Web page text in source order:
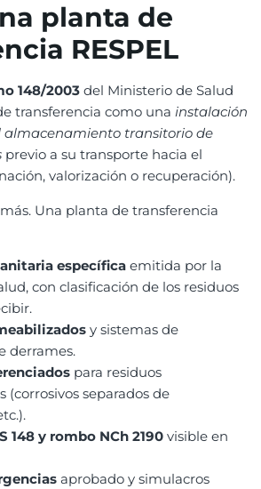
planta de
RESPEL
148/2003 del Ministerio de Salud
transferencia como una instalación
transitorio de
previo a su transporte hacia el
valorización o recuperación).
Una planta de transferencia
específica emitida por la
con clasificación de los residuos
y sistemas de
derrames.
para residuos
(corrosivos separados de
148 y rombo NCh 2190 visible en
aprobado y simulacros